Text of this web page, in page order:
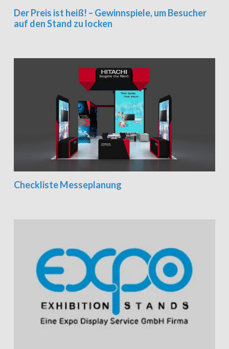
Der Preis ist heiß! – Gewinnspiele, um Besucher
auf den Stand zu locken
Checkliste Messeplanung